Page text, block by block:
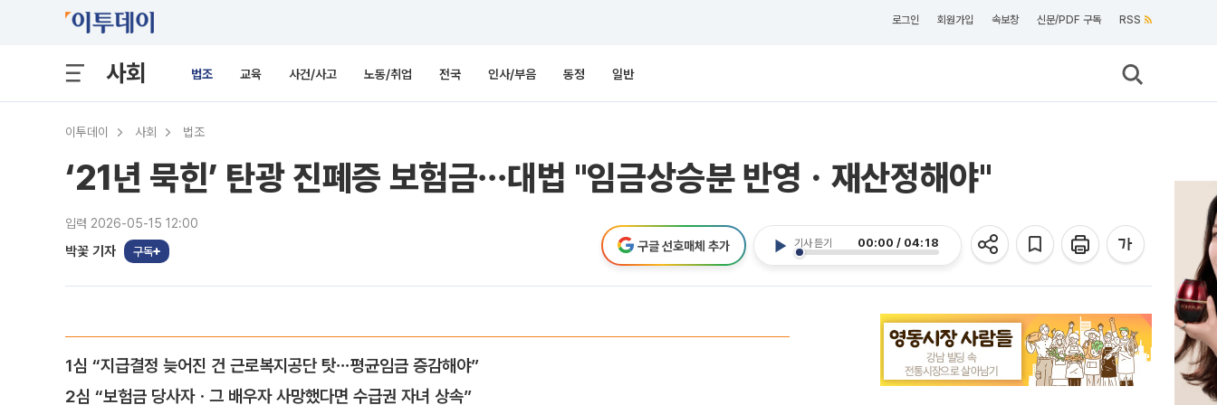
로그인 회원가입 속보창 신문/PDF 구독 RSS
사회 법조 교육 사건/사고 노동/취업 전국 인사/부음 동정 일반
이투데이 사회 법조
‘21년 묵힌’ 탄광 진폐증 보험금⋯대법 "임금상승분 반영ㆍ재산정해야"
입력 2026-05-15 12:00
박꽃 기자 구독
기사 듣기 00:00 / 04:18
구글 선호매체 추가
1심 “지급결정 늦어진 건 근로복지공단 탓⋯평균임금 증감해야”
2심 “보험금 당사자ㆍ그 배우자 사망했다면 수급권 자녀 상속”